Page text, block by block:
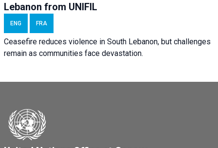
Lebanon from UNIFIL
ENG FRA
Ceasefire reduces violence in South Lebanon, but challenges
remain as communities face devastation.